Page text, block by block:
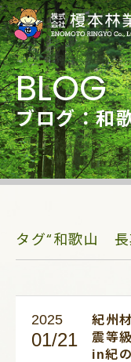
ブログ：和
タグ“和歌山 長
2025
01/21
紀州
震等
in紀